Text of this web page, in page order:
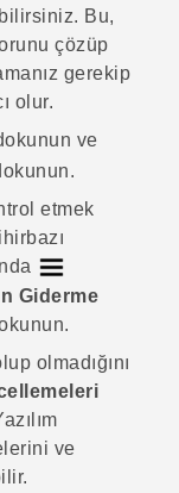
Bu,
çözüp
gerekip
olur.
ve
etmek
Giderme
olmadığını
ve